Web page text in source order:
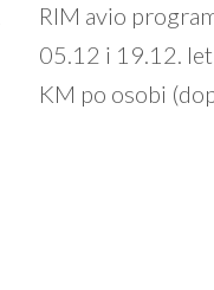
RIM avio
05.12 i 19.12.
KM po osobi